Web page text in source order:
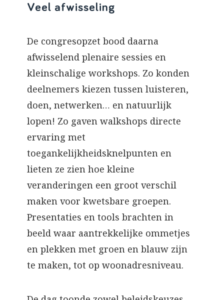
Veel afwisseling
De congresopzet bood daarna
afwisselend plenaire sessies en
kleinschalige workshops. Zo konden
deelnemers kiezen tussen luisteren,
doen, netwerken… en natuurlijk
lopen! Zo gaven walkshops directe
ervaring met
toegankelijkheidsknelpunten en
lieten ze zien hoe kleine
veranderingen een groot verschil
maken voor kwetsbare groepen.
Presentaties en tools brachten in
beeld waar aantrekkelijke ommetjes
en plekken met groen en blauw zijn
te maken, tot op woonadresniveau.